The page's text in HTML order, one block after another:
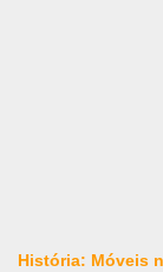
História: Móveis